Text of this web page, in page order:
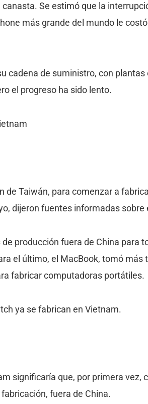
Se estimó que la
más grande del mundo le
cadena de suministro, con plantas
el progreso ha sido lento.
de Taiwán, para comenzar a
dijeron fuentes informadas sobre
producción fuera de China para
el último, el MacBook, tomó más
fabricar computadoras portátiles.
ya se fabrican en Vietnam.
significaría que, por primera vez,
fuera de China.